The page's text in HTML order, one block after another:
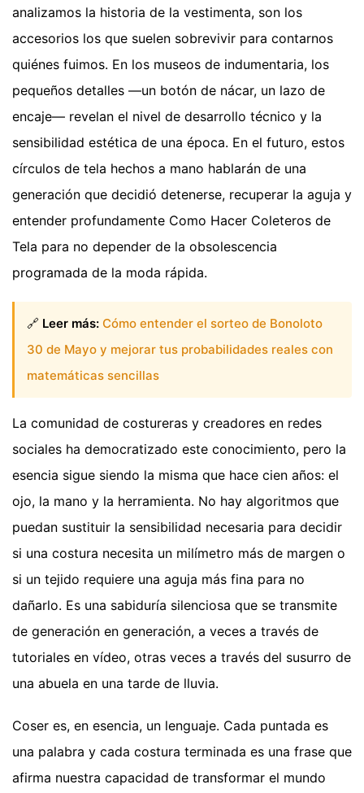
analizamos la historia de la vestimenta, son los
accesorios los que suelen sobrevivir para contarnos
quiénes fuimos. En los museos de indumentaria, los
pequeños detalles —un botón de nácar, un lazo de
encaje— revelan el nivel de desarrollo técnico y la
sensibilidad estética de una época. En el futuro, estos
círculos de tela hechos a mano hablarán de una
generación que decidió detenerse, recuperar la aguja y
entender profundamente Como Hacer Coleteros de
Tela para no depender de la obsolescencia
programada de la moda rápida.
🔗 Leer más: Cómo entender el sorteo de Bonoloto
30 de Mayo y mejorar tus probabilidades reales con
matemáticas sencillas
La comunidad de costureras y creadores en redes
sociales ha democratizado este conocimiento, pero la
esencia sigue siendo la misma que hace cien años: el
ojo, la mano y la herramienta. No hay algoritmos que
puedan sustituir la sensibilidad necesaria para decidir
si una costura necesita un milímetro más de margen o
si un tejido requiere una aguja más fina para no
dañarlo. Es una sabiduría silenciosa que se transmite
de generación en generación, a veces a través de
tutoriales en vídeo, otras veces a través del susurro de
una abuela en una tarde de lluvia.
Coser es, en esencia, un lenguaje. Cada puntada es
una palabra y cada costura terminada es una frase que
afirma nuestra capacidad de transformar el mundo